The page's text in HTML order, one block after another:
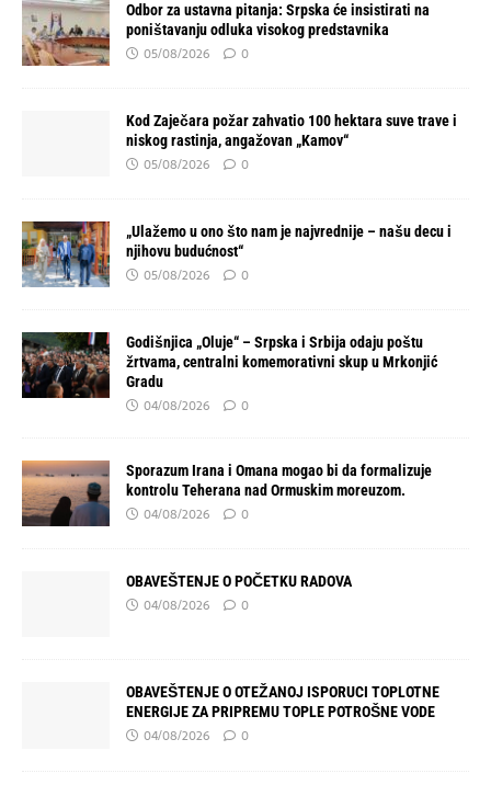
Odbor za ustavna pitanja: Srpska će insistirati na
poništavanju odluka visokog predstavnika
05/08/2026 0
Kod Zaječara požar zahvatio 100 hektara suve trave i
niskog rastinja, angažovan „Kamov“
05/08/2026 0
„Ulažemo u ono što nam je najvrednije – našu decu i
njihovu budućnost“
05/08/2026 0
Godišnjica „Oluje“ – Srpska i Srbija odaju poštu
žrtvama, centralni komemorativni skup u Mrkonjić
Gradu
04/08/2026 0
Sporazum Irana i Omana mogao bi da formalizuje
kontrolu Teherana nad Ormuskim moreuzom.
04/08/2026 0
OBAVEŠTENJE O POČETKU RADOVA
04/08/2026 0
OBAVEŠTENJE O OTEŽANOJ ISPORUCI TOPLOTNE
ENERGIJE ZA PRIPREMU TOPLE POTROŠNE VODE
04/08/2026 0